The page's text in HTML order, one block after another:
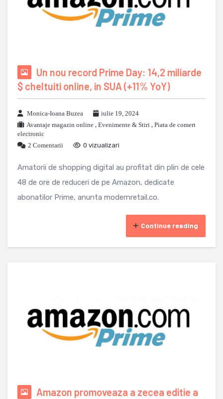
Un nou record Prime Day: 14,2 miliarde
$ cheltuiti online, in SUA (+11% YoY)
Monica-Ioana Buzea
iulie 19, 2024
Avantaje magazin online , Evenimente & Stiri , Piata de comert
electronic
2 Comentarii
0 vizualizari
Amatorii de shopping digital au profitat din plin de cele
48 de ore de reduceri de pe Amazon, dedicate
abonatilor Prime, anunta modernretail.co.
Continue reading
Amazon promoveaza a zecea editie a